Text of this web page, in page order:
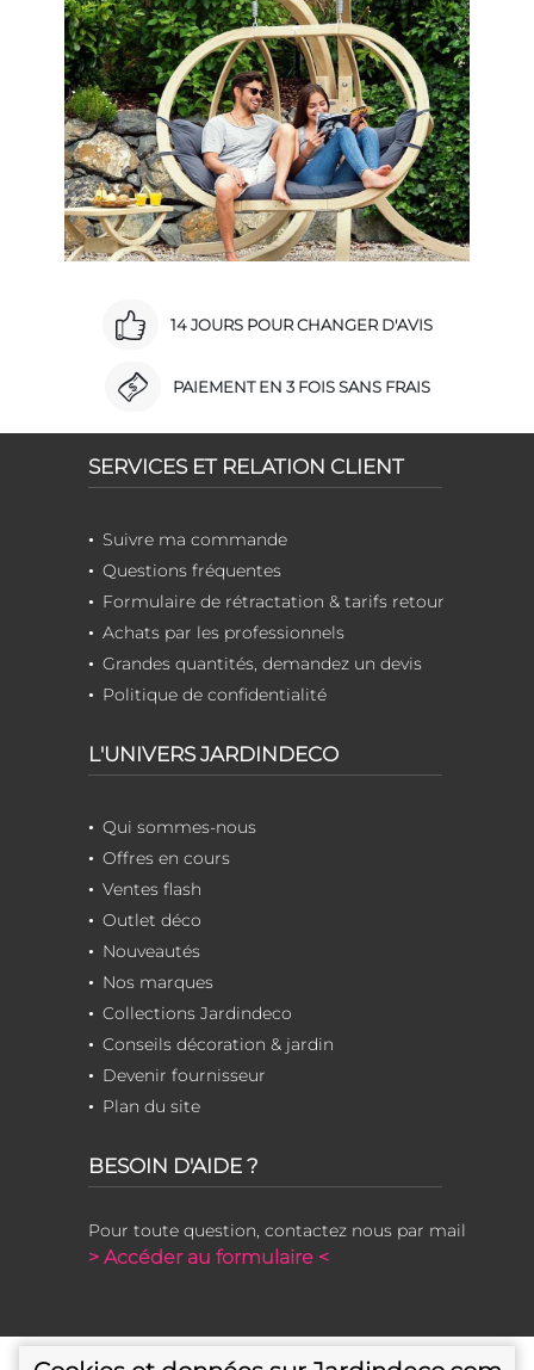
14 JOURS POUR CHANGER D'AVIS
PAIEMENT EN 3 FOIS SANS FRAIS
SERVICES ET RELATION CLIENT
Suivre ma commande
Questions fréquentes
Formulaire de rétractation & tarifs retour
Achats par les professionnels
Grandes quantités, demandez un devis
Politique de confidentialité
L'UNIVERS JARDINDECO
Qui sommes-nous
Offres en cours
Ventes flash
Outlet déco
Nouveautés
Nos marques
Collections Jardindeco
Conseils décoration & jardin
Devenir fournisseur
Plan du site
BESOIN D'AIDE ?
Pour toute question, contactez nous par mail
> Accéder au formulaire <